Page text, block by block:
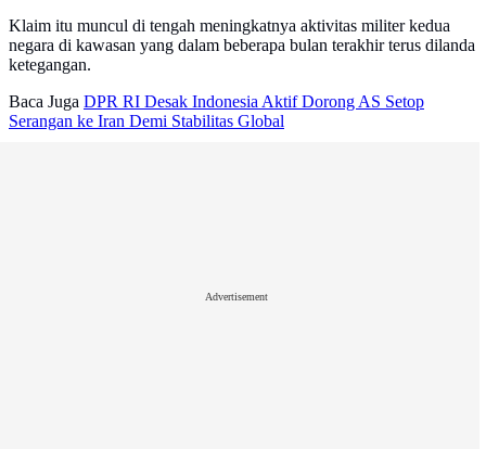
Klaim itu muncul di tengah meningkatnya aktivitas militer kedua
negara di kawasan yang dalam beberapa bulan terakhir terus dilanda
ketegangan.
Baca Juga DPR RI Desak Indonesia Aktif Dorong AS Setop
Serangan ke Iran Demi Stabilitas Global
Advertisement